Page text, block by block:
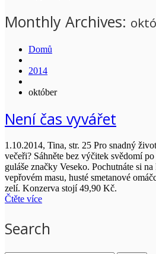
Monthly Archives:
Domů
2014
október
Není čas vyvářet
1.10.2014, Tina, str. 25 Pro snadný
večeři? Sáhněte bez výčitek svědomí
guláše značky Veseko. Pochutnáte si
vepřovém masu, husté smetanové
zelí. Konzerva stojí 49,90 Kč.
Čtěte více
Search